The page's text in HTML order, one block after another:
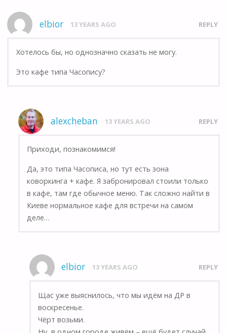
elbior 13 YEARS AGO REPLY
Хотелось бы, но однозначно сказать не могу.
Это кафе типа Часопису?
alexcheban 13 YEARS AGO REPLY
Приходи, познакомимся!
Да, это типа Часописа, но тут есть зона
коворкинга + кафе. Я забронировал стоили только
в кафе, там где обычное меню. Так сложно найти в
Киеве нормальное кафе для встречи на самом
деле…
elbior 13 YEARS AGO REPLY
Щас уже выяснилось, что мы идём на ДР в
воскресенье.
Чёрт возьми.